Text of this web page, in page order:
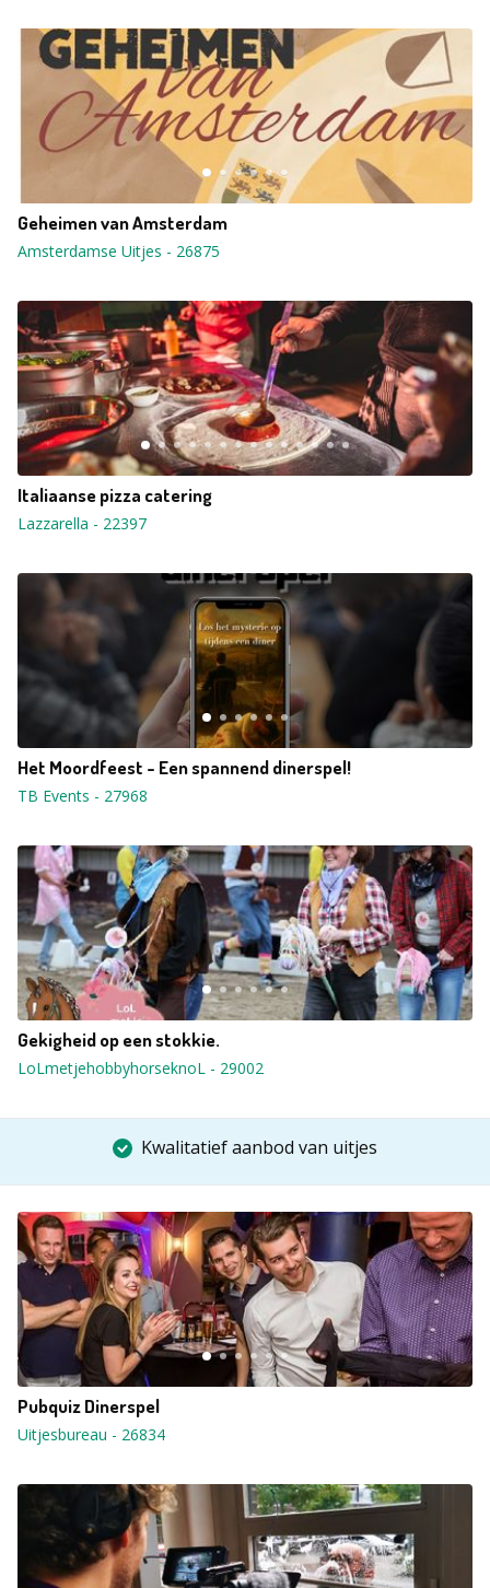
Geheimen van Amsterdam
Amsterdamse Uitjes - 26875
Italiaanse pizza catering
Lazzarella - 22397
Het Moordfeest - Een spannend dinerspel!
TB Events - 27968
Gekigheid op een stokkie.
LoLmetjehobbyhorseknoL - 29002
Kwalitatief aanbod van uitjes
Pubquiz Dinerspel
Uitjesbureau - 26834